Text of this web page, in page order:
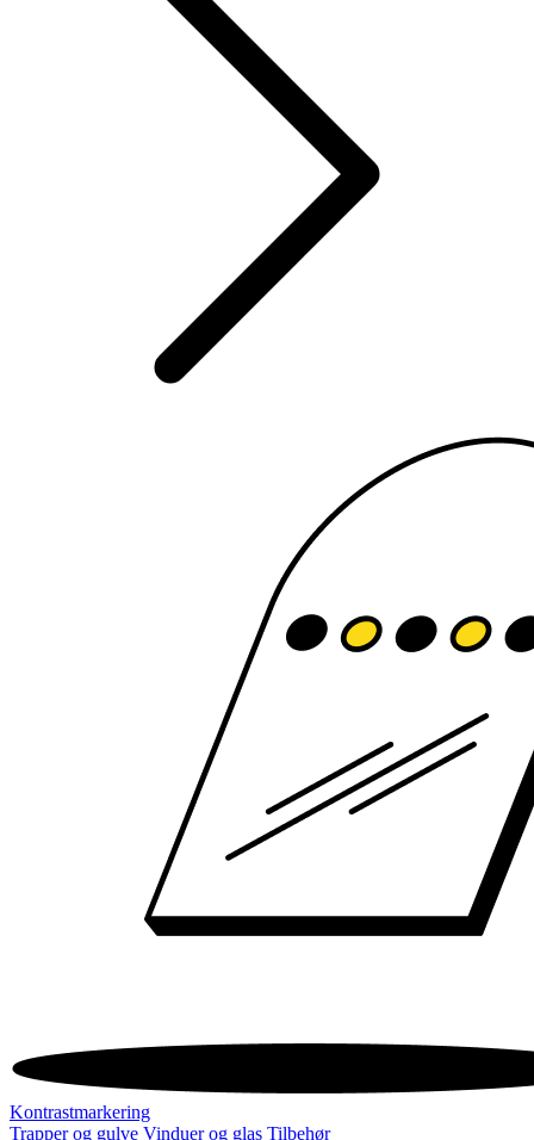
Kontrastmarkering
Trapper og gulve Vinduer og glas Tilbehør